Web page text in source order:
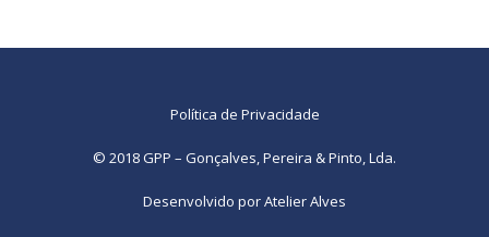
Política de Privacidade
© 2018 GPP – Gonçalves, Pereira & Pinto, Lda.
Desenvolvido porAtelier Alves